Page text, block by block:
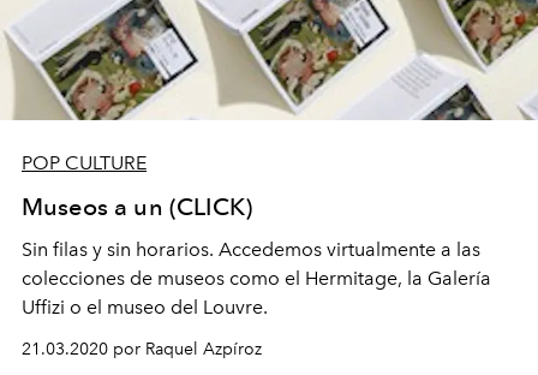
POP CULTURE
Museos a un (CLICK)
Sin filas y sin horarios. Accedemos virtualmente a las
colecciones de museos como el Hermitage, la Galería
Uffizi o el museo del Louvre.
21.03.2020 por Raquel Azpíroz